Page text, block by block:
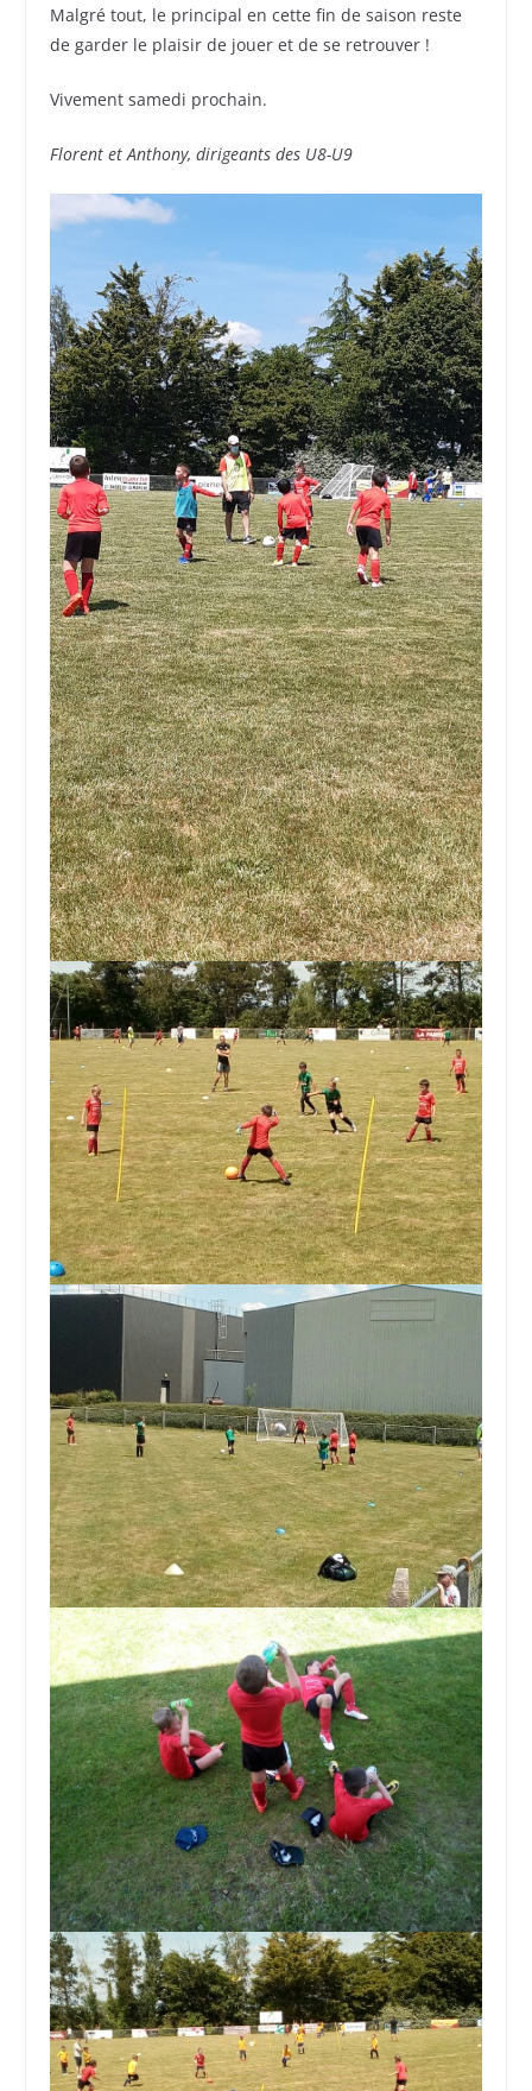
Malgré tout, le principal en cette fin de saison reste
de garder le plaisir de jouer et de se retrouver !
Vivement samedi prochain.
Florent et Anthony, dirigeants des U8-U9